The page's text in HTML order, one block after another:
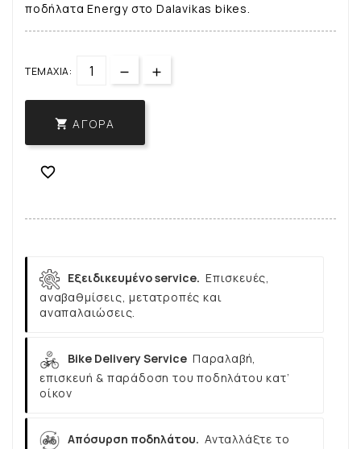
ποδήλατα Energy στο Dalavikas bikes.
ΤΕΜΆΧΙΑ:
 ΑΓΟΡΆ

Εξειδικευμένο service. Επισκευές,
αναβαθμίσεις, μετατροπές και
αναπαλαιώσεις.
Bike Delivery Service Παραλαβή,
επισκευή & παράδοση του ποδηλάτου κατ’
οίκον
Απόσυρση ποδηλάτου. Ανταλλάξτε το